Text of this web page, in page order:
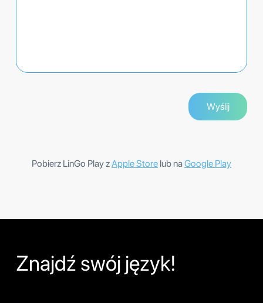
Pobierz LinGo Play zApple Store lub naGoogle Play
Znajdź swój język!